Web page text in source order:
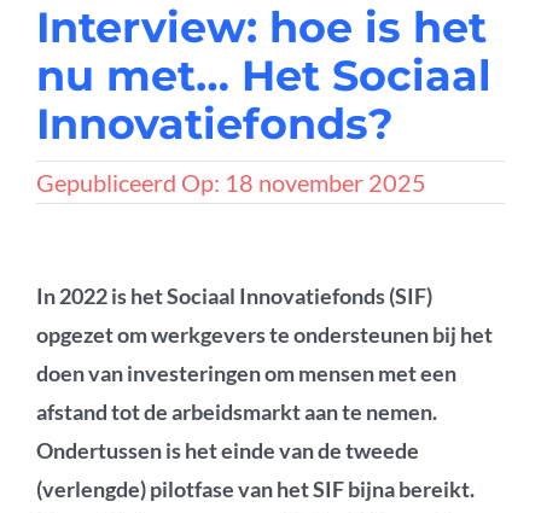
Interview: hoe is het
nu met… Het Sociaal
Innovatiefonds?
Gepubliceerd Op: 18 november 2025
In 2022 is het Sociaal Innovatiefonds (SIF)
opgezet om werkgevers te ondersteunen bij het
doen van investeringen om mensen met een
afstand tot de arbeidsmarkt aan te nemen.
Ondertussen is het einde van de tweede
(verlengde) pilotfase van het SIF bijna bereikt.